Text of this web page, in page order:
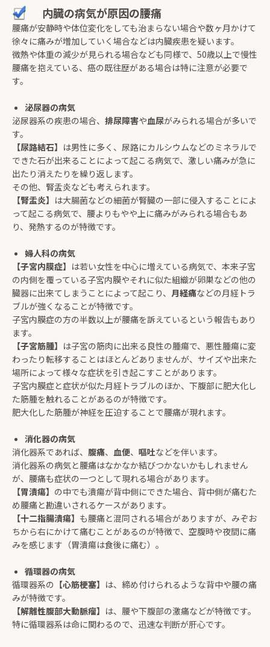
内臓の病気が原因の腰痛
腰痛が安静時や体位変化をしても治まらない場合や数ヶ月かけて
徐々に痛みが増加していく場合などは内臓疾患を疑います。
微熱や体重の減少が見られる場合なども同様で、50歳以上で慢性
腰痛を抱えている、癌の既往歴がある場合は特に注意が必要で
す。
泌尿器の病気
泌尿器系の疾患の場合、 排尿障害や血尿がみられる場合が多いで
す。
【尿路結石】 は男性に多く、尿路にカルシウムなどのミネラルで
できた石が出来ることによって起こる病気で、激しい痛みが急に
出たり消えたりを繰り返します。
その他、腎盂炎なども考えられます。
【腎盂炎】 は大腸菌などの細菌が腎臓の一部に侵入することによ
って起こる病気で、腰よりもやや上に痛みがみられる場合もあ
り、発熱するのが特徴です。
婦人科の病気
【子宮内膜症】 は若い女性を中心に増えている病気で、本来子宮
の内側を覆っている子宮内膜やそれに似た組織が卵巣などの他の
臓器に出来てしまうことによって起こり、 月経痛などの月経トラ
ブルが強くなることが特徴です。
子宮内膜症の方の半数以上が腰痛を訴えているという報告もあり
ます。
【子宮筋腫】 は子宮の筋肉に出来る良性の腫瘍で、悪性腫瘍に変
わったり転移することはほとんどありませんが、サイズや出来た
場所によって様々な症状を引き起こすことがあります。
子宮内膜症と症状が似た月経トラブルのほか、下腹部に肥大化し
た筋腫を触れることがあるのが特徴です。
肥大化した筋腫が神経を圧迫することで腰痛が現れます。
消化器の病気
消化器系であれば、 腹痛、 血便、 嘔吐などを伴います。
消化器系の病気と腰痛はなかなか結びつかないかもしれません
が、腰痛も症状の一つとして現れる場合があります。
【胃潰瘍】 の中でも潰瘍が背中側にできた場合、背中側が痛むた
め腰痛と勘違いされるケースがあります。
【十二指腸潰瘍】 も腰痛と混同される場合がありますが、みぞお
ちから右にかけて痛むことがあるのが特徴で、空腹時や夜間に痛
みを感じます（胃潰瘍は食後に痛む）。
循環器の病気
循環器系の 【心筋梗塞】 は、締め付けられるような背中や腰の痛
みが特徴です。
【解離性腹部大動脈瘤】 は、腰や下腹部の激痛などが特徴です。
特に循環器系は命に関わるので、迅速な判断が肝心です。